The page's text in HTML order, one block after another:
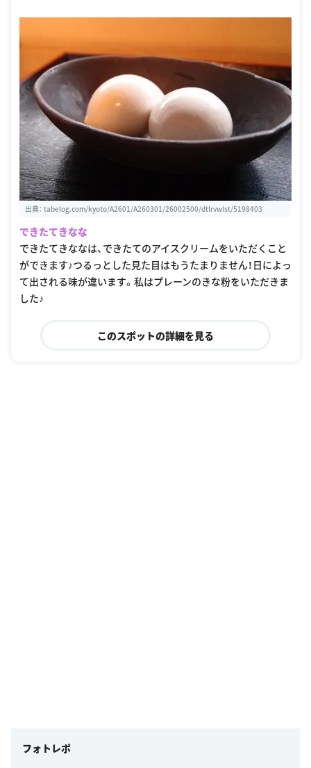
出典： tabelog.com/kyoto/A2601/A260301/26002500/dtlrvwlst/5198403
できたてきなな
できたてきななは、できたてのアイスクリームをいただくこと
ができます♪つるっとした見た目はもうたまりません！日によっ
て出される味が違います。私はプレーンのきな粉をいただきま
した♪
このスポットの詳細を見る
フォトレポ